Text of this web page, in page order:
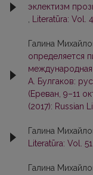
эклектизм
Literatūra: Vol.
Галина
определяется
А. Булгаков:
(Ереван, 9–11
(2017): Russian
Галина
Literatūra: Vol.
Галина